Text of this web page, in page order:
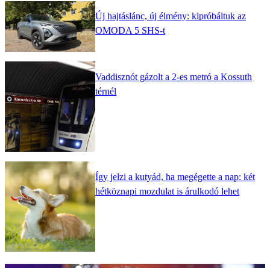
Új hajtáslánc, új élmény: kipróbáltuk az
OMODA 5 SHS-t
Vaddisznót gázolt a 2-es metró a Kossuth
térnél
Így jelzi a kutyád, ha megégette a nap: két
hétköznapi mozdulat is árulkodó lehet